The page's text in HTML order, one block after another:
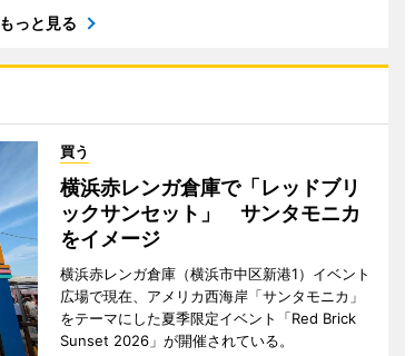
もっと見る
買う
横浜赤レンガ倉庫で「レッドブリ
ックサンセット」 サンタモニカ
をイメージ
横浜赤レンガ倉庫（横浜市中区新港1）イベント
広場で現在、アメリカ西海岸「サンタモニカ」
をテーマにした夏季限定イベント「Red Brick
Sunset 2026」が開催されている。